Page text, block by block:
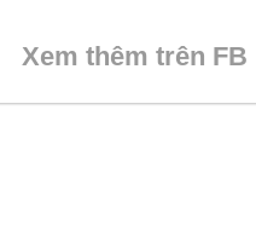
Xem thêm trên FB